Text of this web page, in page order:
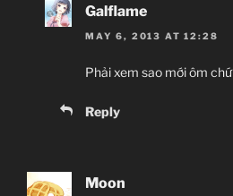
Galflame
MAY 6, 2013 AT 12:28
Phải xem sao mới ôm chứ
Reply
Moon